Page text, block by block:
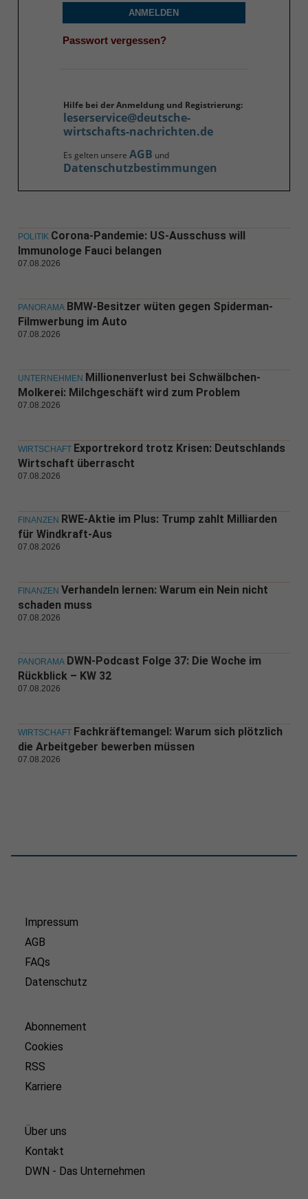
ANMELDEN
Passwort vergessen?
Hilfe bei der Anmeldung und Registrierung:
leserservice@deutsche-
wirtschafts-nachrichten.de
Es gelten unsere AGB und
Datenschutzbestimmungen
POLITIK Corona-Pandemie: US-Ausschuss will
Immunologe Fauci belangen
07.08.2026
PANORAMA BMW-Besitzer wüten gegen Spiderman-
Filmwerbung im Auto
07.08.2026
UNTERNEHMEN Millionenverlust bei Schwälbchen-
Molkerei: Milchgeschäft wird zum Problem
07.08.2026
WIRTSCHAFT Exportrekord trotz Krisen: Deutschlands
Wirtschaft überrascht
07.08.2026
FINANZEN RWE-Aktie im Plus: Trump zahlt Milliarden
für Windkraft-Aus
07.08.2026
FINANZEN Verhandeln lernen: Warum ein Nein nicht
schaden muss
07.08.2026
PANORAMA DWN-Podcast Folge 37: Die Woche im
Rückblick – KW 32
07.08.2026
WIRTSCHAFT Fachkräftemangel: Warum sich plötzlich
die Arbeitgeber bewerben müssen
07.08.2026
Impressum
AGB
FAQs
Datenschutz
Abonnement
Cookies
RSS
Karriere
Über uns
Kontakt
DWN - Das Unternehmen